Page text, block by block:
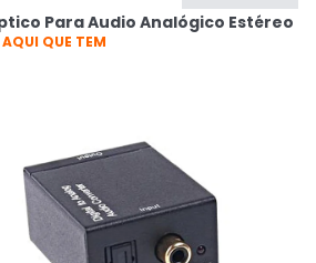
CADASTRE-SE
Para Audio Analógico Estéreo
AQUI QUE TEM